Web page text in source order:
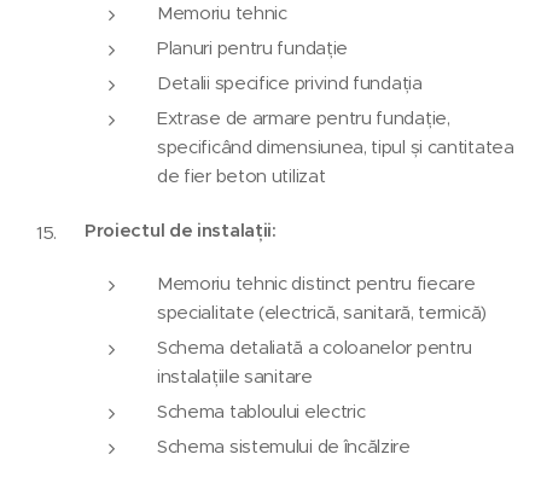
Memoriu tehnic
Planuri pentru fundație
Detalii specifice privind fundația
Extrase de armare pentru fundație,
specificând dimensiunea, tipul și cantitatea
de fier beton utilizat
Proiectul de instalații:
Memoriu tehnic distinct pentru fiecare
specialitate (electrică, sanitară, termică)
Schema detaliată a coloanelor pentru
instalațiile sanitare
Schema tabloului electric
Schema sistemului de încălzire